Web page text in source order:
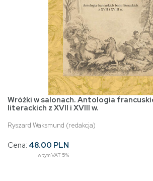
Wróżki w salonach. Antologia
literackich z XVII i XVIII w.
Ryszard Waksmund (redakcja)
Cena: 48.00 PLN
w tym VAT 5%